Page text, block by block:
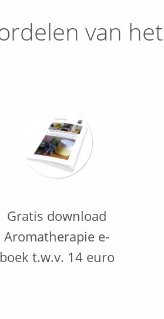
van
Gratis download
Aromatherapie e-
boek t.w.v. 14 euro